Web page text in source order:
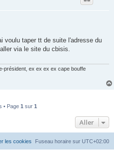
voulu taper tt de suite l'adresse du
via le site du cbisis.
président, ex ex ex ex cape bouffe
• Page 1 sur 1
Aller
Fuseau horaire sur UTC+02:00
les cookies